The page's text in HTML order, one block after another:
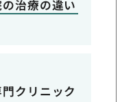
治療の違い
クリニック